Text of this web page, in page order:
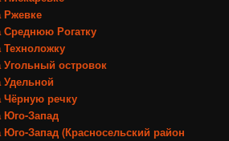
Ржевке
Среднюю Рогатку
островок
Удельной
Чёрную речку
Юго-Запад
Запад (Красносельский район